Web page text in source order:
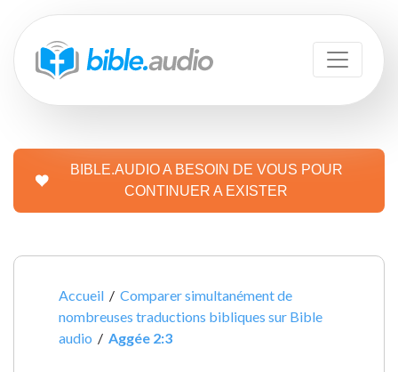
BIBLE.AUDIO A BESOIN DE VOUS POUR
CONTINUER A EXISTER
Accueil /Comparer simultanément de
nombreuses traductions bibliques sur Bible
audio / Aggée 2:3